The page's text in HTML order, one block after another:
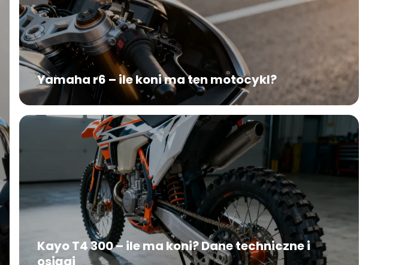
Yamaha r6 – ile koni ma ten motocykl?
Kayo T4 300 – ile ma koni? Dane techniczne i
osiągi